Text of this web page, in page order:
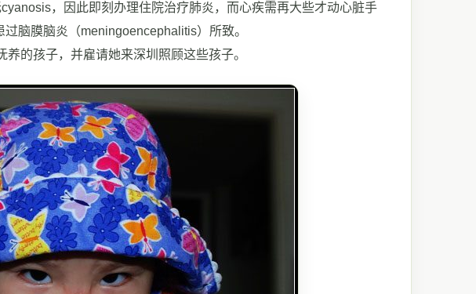
，因此即刻办理住院治疗肺炎，而心疾需再大些才动心脏手
脑膜脑炎（meningoencephalitis）所致。
的孩子，并雇请她来深圳照顾这些孩子。